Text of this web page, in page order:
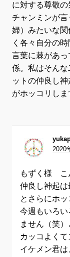
に対する尊敬の
チャンミンが
婦）みたいな
く各々自分の
言葉に棘があ
係。私はそん
ットの仲良し
がホッコリしま
2020
もずく様 こ
仲良し神起は
とさらにホ
今週もいろい
ません（笑）
カッコよく
イケメン君